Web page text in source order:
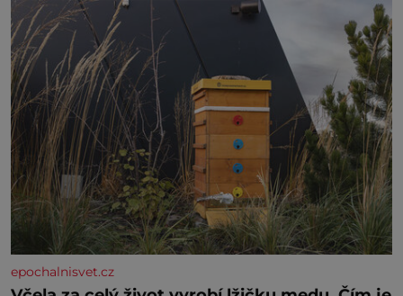
Hned po studiích jsem odešla z rodného města,
epochalnisvet.cz